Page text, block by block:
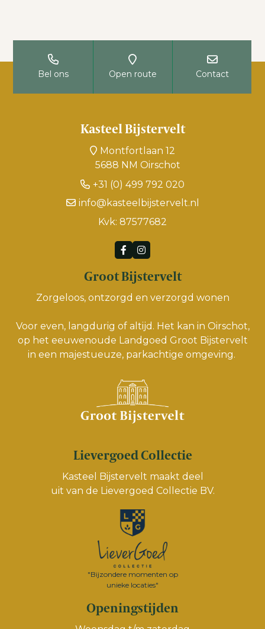
Bel ons Open route Contact
Kasteel Bijstervelt
Montfortlaan 12
5688 NM Oirschot
+31 (0) 499 792 020
info@kasteelbijstervelt.nl
Kvk: 87577682
Groot Bijstervelt
Zorgeloos, ontzorgd en verzorgd wonen
Voor even, langdurig of altijd. Het kan in Oirschot,
op het eeuwenoude Landgoed Groot Bijstervelt
in een majestueuze, parkachtige omgeving.
Lievergoed Collectie
Kasteel Bijstervelt maakt deel
uit van de Lievergoed Collectie BV.
"Bijzondere momenten op
unieke locaties"
Openingstijden